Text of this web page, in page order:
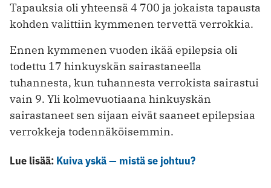
Tapauksia oli yhteensä 4 700 ja jokaista tapausta
kohden valittiin kymmenen tervettä verrokkia.
Ennen kymmenen vuoden ikää epilepsia oli
todettu 17 hinkuyskän sairastaneella
tuhannesta, kun tuhannesta verrokista sairastui
vain 9. Yli kolmevuotiaana hinkuyskän
sairastaneet sen sijaan eivät saaneet epilepsiaa
verrokkeja todennäköisemmin.
Lue lisää: Kuiva yskä — mistä se johtuu?